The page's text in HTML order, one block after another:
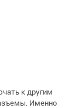
к другим
Именно